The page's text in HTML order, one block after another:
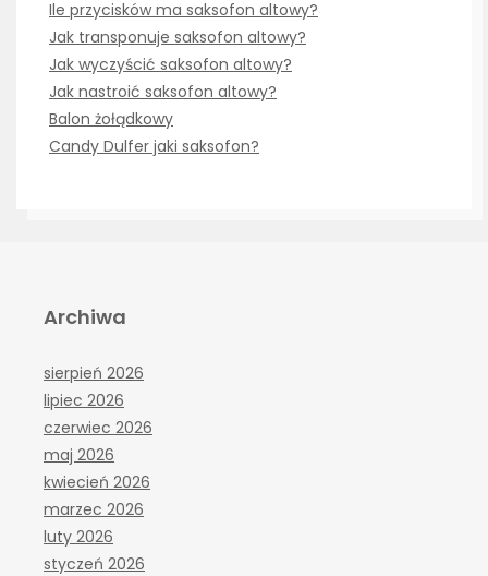
Ile przycisków ma saksofon altowy?
Jak transponuje saksofon altowy?
Jak wyczyścić saksofon altowy?
Jak nastroić saksofon altowy?
Balon żołądkowy
Candy Dulfer jaki saksofon?
Archiwa
sierpień 2026
lipiec 2026
czerwiec 2026
maj 2026
kwiecień 2026
marzec 2026
luty 2026
styczeń 2026